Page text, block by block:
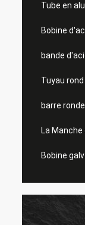
Tube en
Bobine
bande
Tuyau
barre
La
Bobine